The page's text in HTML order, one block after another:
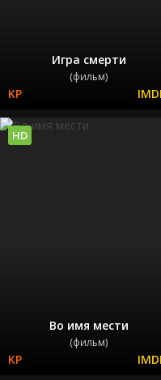
Игра смерти
(фильм)
Во имя мести
(фильм)
HD